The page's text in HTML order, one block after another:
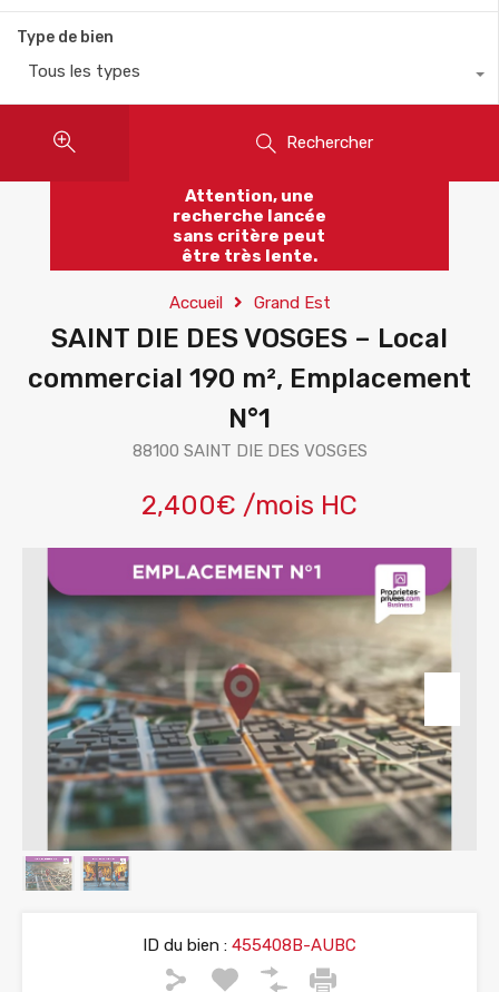
Type de bien
Tous les types
Rechercher
Attention, une
recherche lancée
sans critère peut
être très lente.
Accueil Grand Est
SAINT DIE DES VOSGES – Local
commercial 190 m², Emplacement
N°1
88100 SAINT DIE DES VOSGES
2,400€ /mois HC
ID du bien : 455408B-AUBC